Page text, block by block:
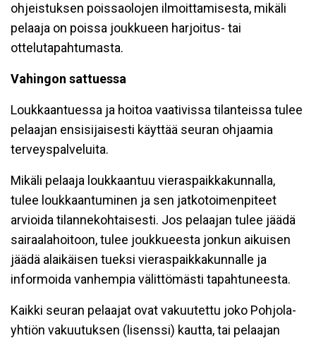
ohjeistuksen poissaolojen ilmoittamisesta, mikäli
pelaaja on poissa joukkueen harjoitus- tai
ottelutapahtumasta.
Vahingon sattuessa
Loukkaantuessa ja hoitoa vaativissa tilanteissa tulee
pelaajan ensisijaisesti käyttää seuran ohjaamia
terveyspalveluita.
Mikäli pelaaja loukkaantuu vieraspaikkakunnalla,
tulee loukkaantuminen ja sen jatkotoimenpiteet
arvioida tilannekohtaisesti. Jos pelaajan tulee jäädä
sairaalahoitoon, tulee joukkueesta jonkun aikuisen
jäädä alaikäisen tueksi vieraspaikkakunnalle ja
informoida vanhempia välittömästi tapahtuneesta.
Kaikki seuran pelaajat ovat vakuutettu joko Pohjola-
yhtiön vakuutuksen (lisenssi) kautta, tai pelaajan